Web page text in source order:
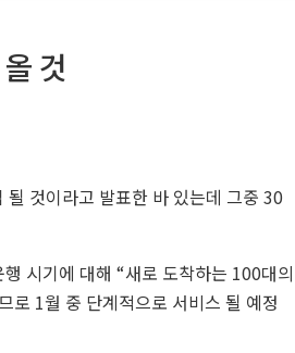
것
것이라고 발표한 바 있는데 그중 30
시기에 대해 “새로 도착하는 100대의
로 1월 중 단계적으로 서비스 될 예정